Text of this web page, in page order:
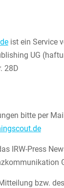
ist ein Service
UG
28D
bitte per
IRW-Press
bzw.